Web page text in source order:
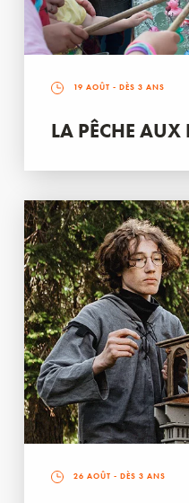
19 AOÛT - DÈS 3 ANS
LA PÊCHE AUX
26 AOÛT - DÈS 3 ANS